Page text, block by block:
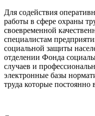
Для содействия
работы в сфере охраны
своевременной
специалистам
социальной защиты
отделении Фонда
случаев и
электронные базы
труда которые постоянно